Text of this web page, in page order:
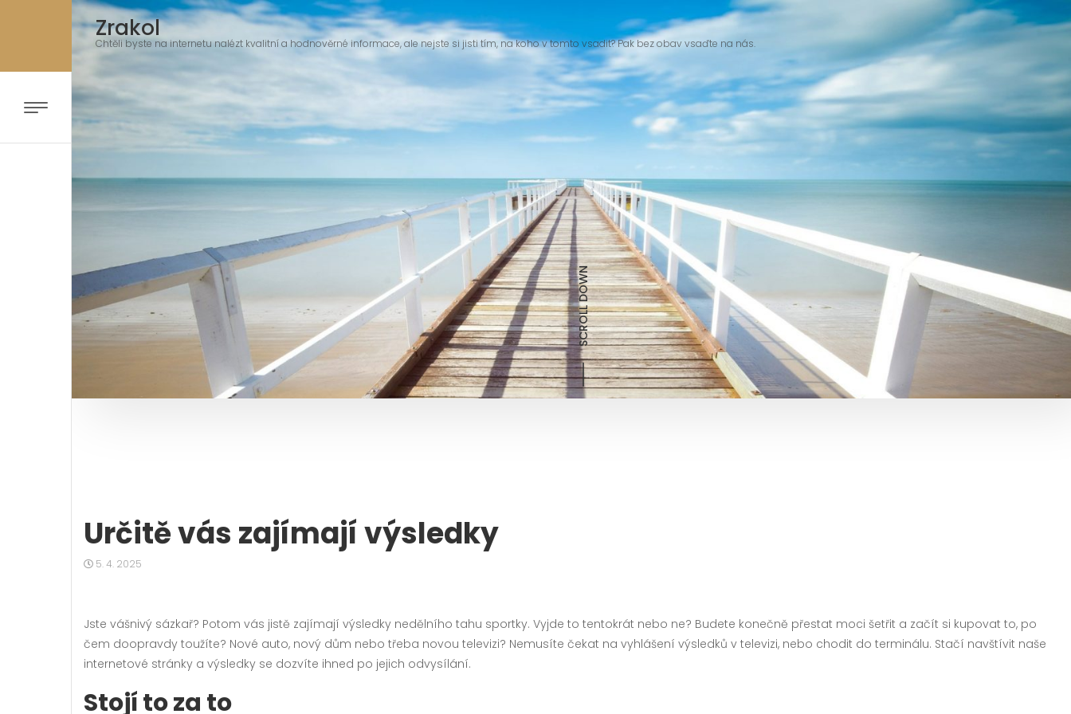
Zrakol
Chtěli byste na internetu nalézt kvalitní a hodnověrné informace, ale nejste si jisti tím, na koho v tomto vsadit? Pak bez obav vsaďte na nás.
SCROLL DOWN
Určitě vás zajímají výsledky
5. 4. 2025
Jste vášnivý sázkař? Potom vás jistě zajímají výsledky nedělního tahu sportky. Vyjde to tentokrát nebo ne? Budete konečně přestat moci šetřit a začít si kupovat to, po
čem doopravdy toužíte? Nové auto, nový dům nebo třeba novou televizi? Nemusíte čekat na vyhlášení výsledků v televizi, nebo chodit do terminálu. Stačí navštívit naše
internetové stránky a výsledky se dozvíte ihned po jejich odvysílání.
Stojí to za to